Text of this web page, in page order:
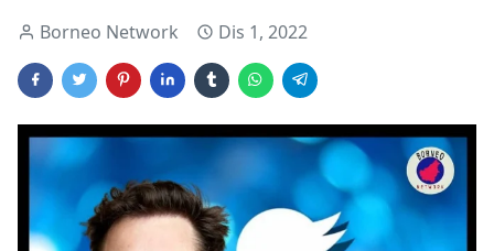
Borneo Network Dis 1, 2022